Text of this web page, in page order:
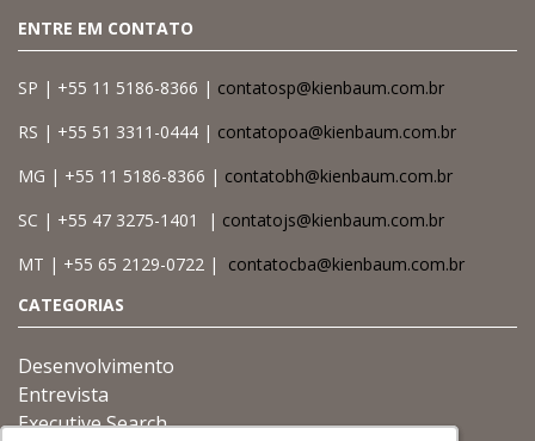
ENTRE EM CONTATO
SP | +55 11 5186-8366 | contatosp@kienbaum.com.br
RS | +55 51 3311-0444 | contatopoa@kienbaum.com.br
MG | +55 11 5186-8366 | contatobh@kienbaum.com.br
SC | +55 47 3275-1401 | contatojs@kienbaum.com.br
MT | +55 65 2129-0722 | contatocba@kienbaum.com.br
CATEGORIAS
Desenvolvimento
Entrevista
Executive Search